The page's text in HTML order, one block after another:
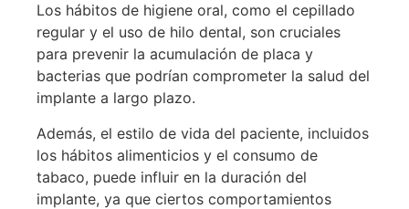
Los hábitos de higiene oral, como el cepillado
regular y el uso de hilo dental, son cruciales
para prevenir la acumulación de placa y
bacterias que podrían comprometer la salud del
implante a largo plazo.
Además, el estilo de vida del paciente, incluidos
los hábitos alimenticios y el consumo de
tabaco, puede influir en la duración del
implante, ya que ciertos comportamientos